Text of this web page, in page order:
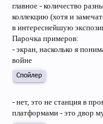
главное - количество
коллекцию (хотя и
в интереснейшую
Парочка примеров:
- экран, насколько я
войне
Спойлер
- нет, это не станция в
платформами - это двор